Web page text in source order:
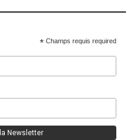
* Champs requis required